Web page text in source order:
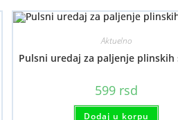
Aktuelno
Pulsni uredaj za paljenje
599 rsd
Dodaj u korpu